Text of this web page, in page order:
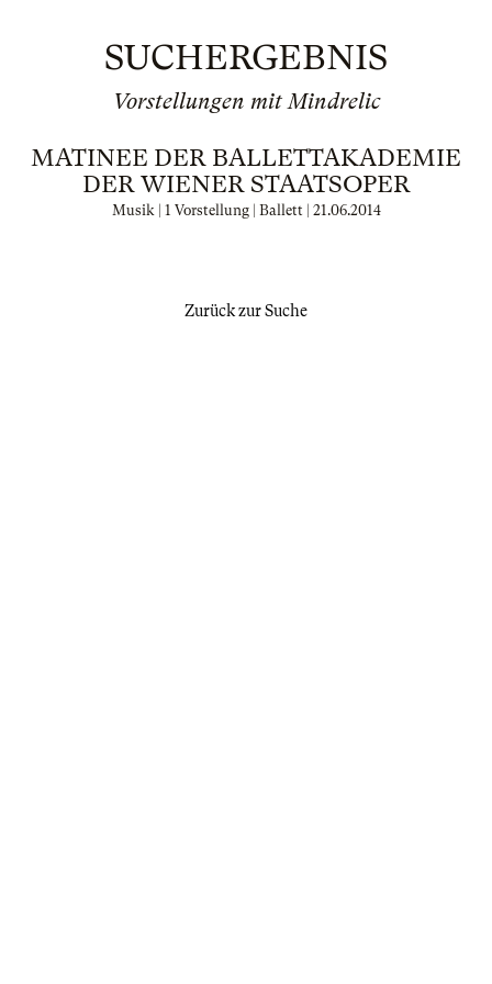
SUCHERGEBNIS
Vorstellungen mit Mindrelic
MATINEE DER BALLETTAKADEMIE
DER WIENER STAATSOPER
Musik | 1 Vorstellung | Ballett | 21.06.2014
Zurück zur Suche